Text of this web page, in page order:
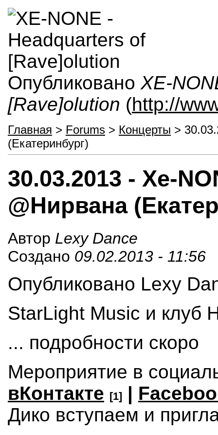
Опубликовано XE-
[Rave]olution (http://
Главная > Forums > Концерты >
(Екатеринбург)
30.03.2013 - Xe-
@Нирвана
Автор Lexy Dance
Создано 09.02.2013 - 11:56
Опубликовано Lexy
StarLight Music и клуб
... подробности скоро
Мероприятие в
вКонтакте [1] |
Дико вступаем и